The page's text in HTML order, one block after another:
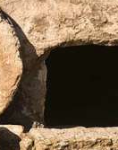
bi dobiti
Moguće je
pogled koji
romantičnu
ste vi osoba koju